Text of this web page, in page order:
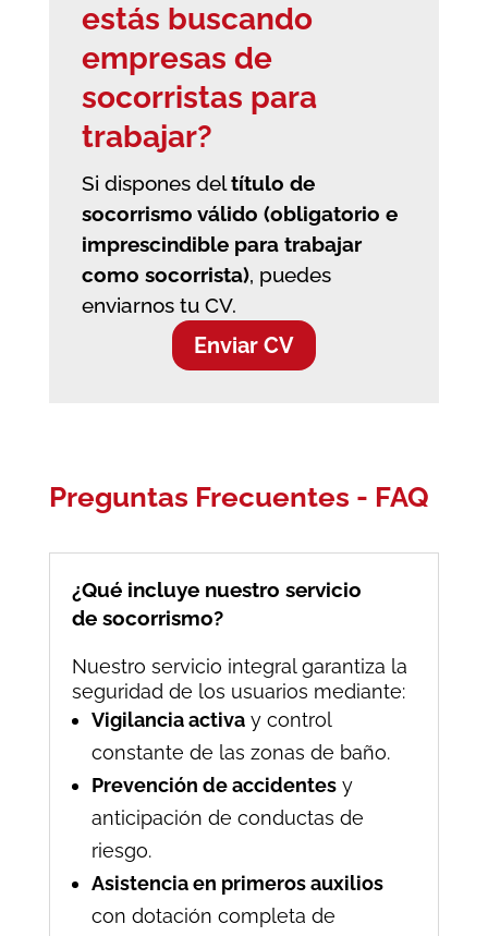
estás buscando
empresas de
socorristas para
trabajar?
Si dispones deltítulo de
socorrismo válido (obligatorio e
imprescindible para trabajar
como socorrista), puedes
enviarnos tu CV.
Enviar CV
Preguntas Frecuentes - FAQ
¿Qué incluye nuestro servicio
de socorrismo?
Nuestro servicio integral garantiza la
seguridad de los usuarios mediante:
Vigilancia activay control
constante de las zonas de baño.
Prevención de accidentesy
anticipación de conductas de
riesgo.
Asistencia en primeros auxilios
con dotación completa de